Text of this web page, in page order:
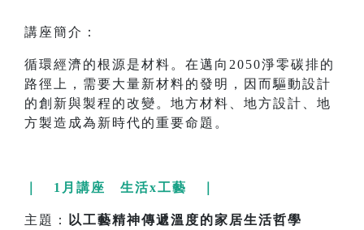
講座簡介：
循環經濟的根源是材料。在邁向2050淨零碳排的
路徑上，需要大量新材料的發明，因而驅動設計
的創新與製程的改變。地方材料、地方設計、地
方製造成為新時代的重要命題。
｜ 1月講座 生活x工藝 ｜
主題： 以工藝精神傳遞溫度的家居生活哲學